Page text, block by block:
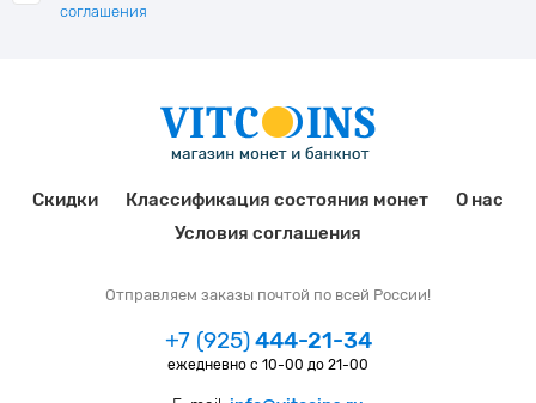
соглашения
Скидки Классификация состояния монет
О нас
Условия соглашения
Отправляем заказы почтой по всей России!
+7 (925)444-21-34
ежедневно с 10-00 до 21-00